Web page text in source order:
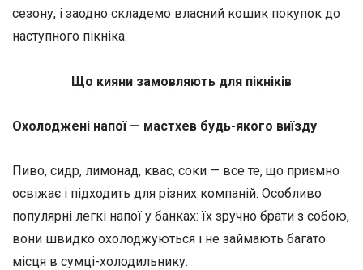
сезону, і заодно складемо власний кошик покупок до
наступного пікніка.
Що кияни замовляють для пікніків
Охолоджені напої — мастхев будь-якого виїзду
Пиво, сидр, лимонад, квас, соки — все те, що приємно
освіжає і підходить для різних компаній. Особливо
популярні легкі напої у банках: їх зручно брати з собою,
вони швидко охолоджуються і не займають багато
місця в сумці-холодильнику.